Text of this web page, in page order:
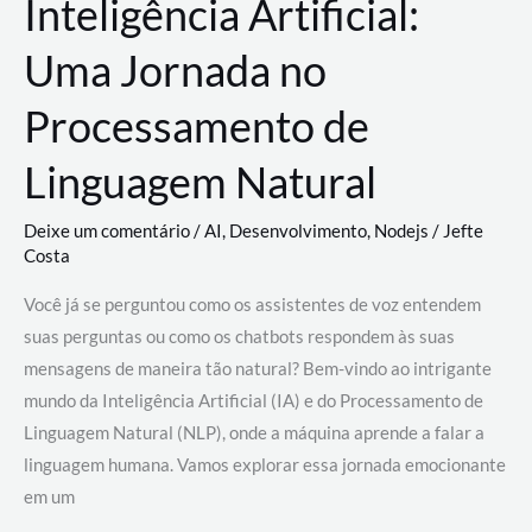
Inteligência Artificial:
Uma Jornada no
Processamento de
Linguagem Natural
Deixe um comentário/AI, Desenvolvimento, Nodejs / Jefte
Costa
Você já se perguntou como os assistentes de voz entendem
suas perguntas ou como os chatbots respondem às suas
mensagens de maneira tão natural? Bem-vindo ao intrigante
mundo da Inteligência Artificial (IA) e do Processamento de
Linguagem Natural (NLP), onde a máquina aprende a falar a
linguagem humana. Vamos explorar essa jornada emocionante
em um